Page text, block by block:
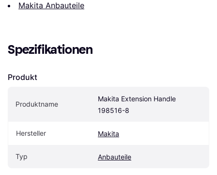
Makita Anbauteile
Spezifikationen
Produkt
Produktname
Makita Extension Handle
198516-8
Hersteller Makita
Typ Anbauteile